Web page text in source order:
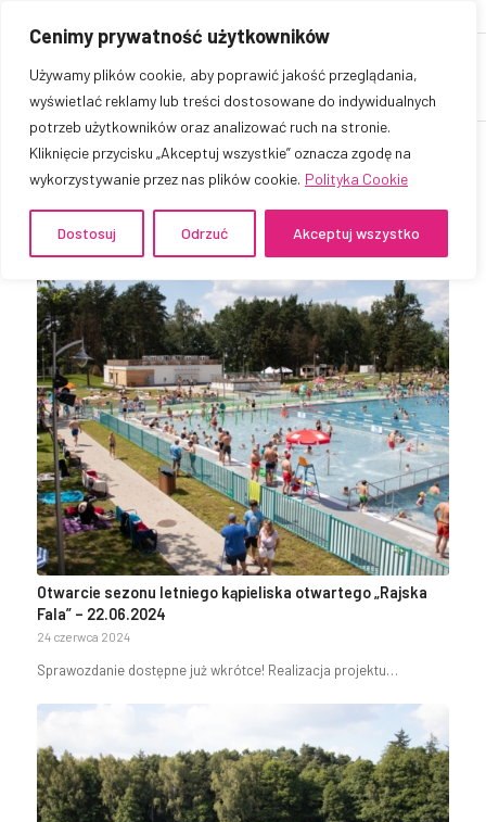
Cenimy prywatność użytkowników
Używamy plików cookie, aby poprawić jakość przeglądania,
wyświetlać reklamy lub treści dostosowane do indywidualnych
potrzeb użytkowników oraz analizować ruch na stronie.
Kliknięcie przycisku „Akceptuj wszystkie” oznacza zgodę na
wykorzystywanie przez nas plików cookie. Polityka Cookie
Dostosuj Odrzuć Akceptuj wszystko
Tag Archive for:żory
Otwarcie sezonu letniego kąpieliska otwartego „Rajska
Fala” – 22.06.2024
24 czerwca 2024
Sprawozdanie dostępne już wkrótce! Realizacja projektu…